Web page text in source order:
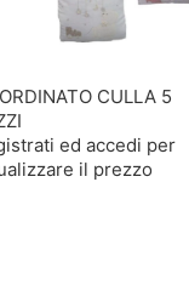
CULLA 5
ed accedi per
il prezzo